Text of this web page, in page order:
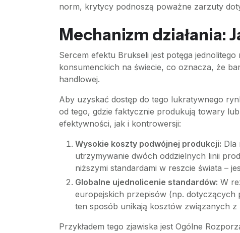
norm, krytycy podnoszą poważne zarzuty
Mechanizm działania:
Sercem efektu Brukseli jest potęga
konsumenckich na świecie, co oznacza, że
handlowej.
Aby uzyskać dostęp do tego lukratywnego
od tego, gdzie faktycznie produkują towary
efektywności, jak i kontrowersji:
Wysokie koszty podwójnej produkcji: Dla
utrzymywanie dwóch oddzielnych linii
niższymi standardami w reszcie świata –
Globalne ujednolicenie standardów: W
europejskich przepisów (np.
ten sposób unikają kosztów związanych
Przykładem tego zjawiska jest Ogólne